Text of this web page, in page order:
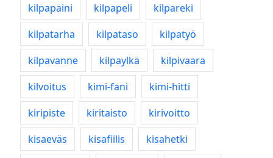
kilpapaini
kilpapeli
kilpareki
kilpatarha
kilpataso
kilpatyö
kilpavanne
kilpaylkä
kilpivaara
kilvoitus
kimi-fani
kimi-hitti
kiripiste
kiritaisto
kirivoitto
kisaeväs
kisafiilis
kisahetki